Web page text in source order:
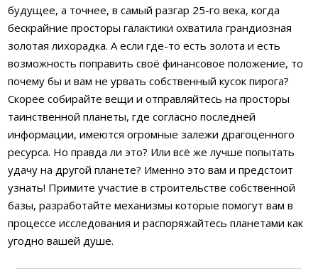
будущее, а точнее, в самый разгар 25-го века, когда
бескрайние просторы галактики охватила грандиозная
золотая лихорадка. А если где-то есть золота и есть
возможность поправить своё финансовое положение, то
почему бы и вам не урвать собственный кусок пирога?
Скорее собирайте вещи и отправляйтесь на просторы
таинственной планеты, где согласно последней
информации, имеются огромные залежи драгоценного
ресурса. Но правда ли это? Или всё же лучше попытать
удачу на другой планете? Именно это вам и предстоит
узнать! Примите участие в строительстве собственной
базы, разработайте механизмы которые помогут вам в
процессе исследования и распоряжайтесь планетами как
угодно вашей душе.